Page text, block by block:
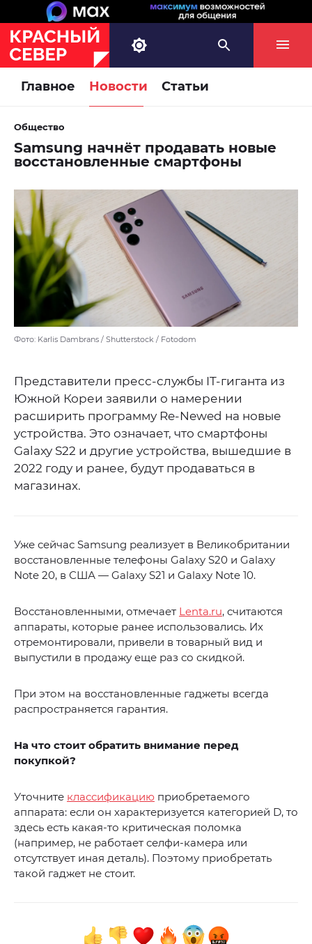
Главное Новости Статьи
Общество
Samsung начнёт продавать новые
восстановленные смартфоны
Фото: Karlis Dambrans / Shutterstock / Fotodom
Представители пресс-службы IT-гиганта из
Южной Кореи заявили о намерении
расширить программу Re-Newed на новые
устройства. Это означает, что смартфоны
Galaxy S22 и другие устройства, вышедшие в
2022 году и ранее, будут продаваться в
магазинах.
Уже сейчас Samsung реализует в Великобритании
восстановленные телефоны Galaxy S20 и Galaxy
Note 20, в США — Galaxy S21 и Galaxy Note 10.
Восстановленными, отмечает Lenta.ru, считаются
аппараты, которые ранее использовались. Их
отремонтировали, привели в товарный вид и
выпустили в продажу еще раз со скидкой.
При этом на восстановленные гаджеты всегда
распространяется гарантия.
На что стоит обратить внимание перед
покупкой?
Уточните классификацию приобретаемого
аппарата: если он характеризуется категорией D, то
здесь есть какая-то критическая поломка
(например, не работает селфи-камера или
отсутствует иная деталь). Поэтому приобретать
такой гаджет не стоит.